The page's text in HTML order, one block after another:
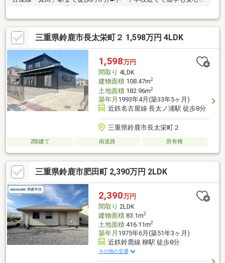
事・外構工事済
三重県鈴鹿市長太栄町２ 1,598万円 4LDK
1,598万円
間取り 4LDK
建物面積108.47m2
土地面積182.96m2
築年月 1993年4月(築33年5ヶ月)
近鉄名古屋線 長太ノ浦駅 徒歩8分
三重県鈴鹿市長太栄町２
2階建て 南道路 所有権
三重県鈴鹿市肥田町 2,390万円 2LDK
2,390万円
間取り 2LDK
建物面積83.1m2
土地面積416.11m2
築年月 1975年6月(築51年3ヶ月)
近鉄鈴鹿線 柳駅 徒歩8分
その他の交通